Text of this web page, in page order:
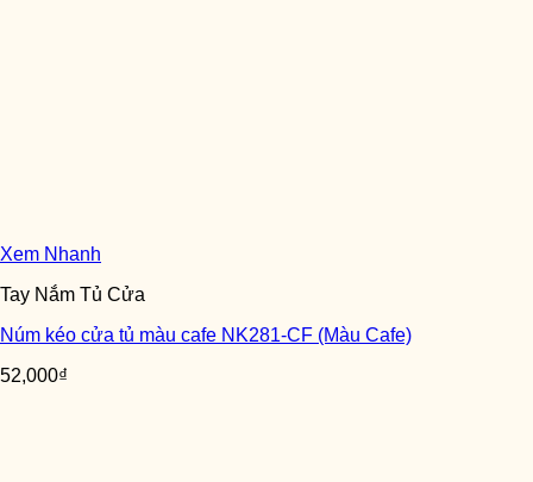
Xem Nhanh
Tay Nắm Tủ Cửa
Núm kéo cửa tủ màu cafe NK281-CF (Màu Cafe)
52,000₫